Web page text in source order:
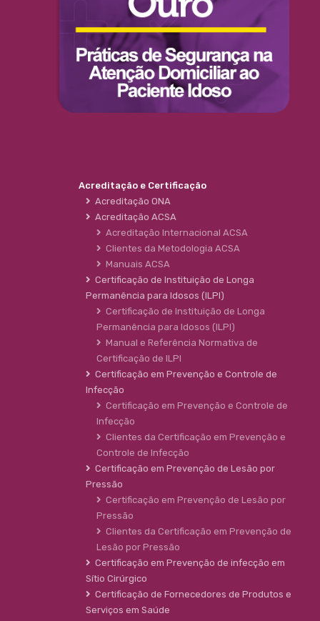
Acreditação e Certificação
Acreditação ONA
Acreditação ACSA
Acreditação Internacional ACSA
Clientes da Metodologia ACSA
Manuais ACSA
Certificação de Instituição de Longa
Permanência para Idosos (ILPI)
Certificação de Instituição de Longa
Permanência para Idosos (ILPI)
Manual e Referência Normativa de
Certificação de ILPI
Certificação em Prevenção e Controle de
Infecção
Certificação em Prevenção e Controle de
Infecção
Clientes da Certificação em Prevenção e
Controle de Infecção
Certificação em Prevenção de Lesão por
Pressão
Certificação em Prevenção de Lesão por
Pressão
Clientes da Certificação em Prevenção de
Lesão por Pressão
Certificação em Prevenção de infecção em
Sítio Cirúrgico
Certificação de Fornecedores de Produtos e
Serviços em Saúde